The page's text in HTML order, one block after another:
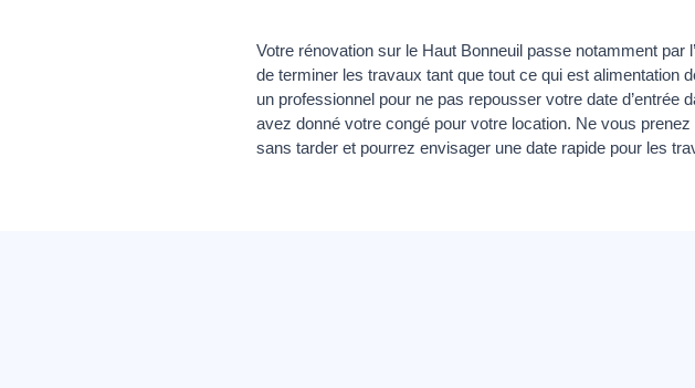
Votre rénovation sur le Haut Bonneuil passe notamment par
de terminer les travaux tant que tout ce qui est alimentation
un professionnel pour ne pas repousser votre date d’entrée
avez donné votre congé pour votre location. Ne vous
sans tarder et pourrez envisager une date rapide pour les